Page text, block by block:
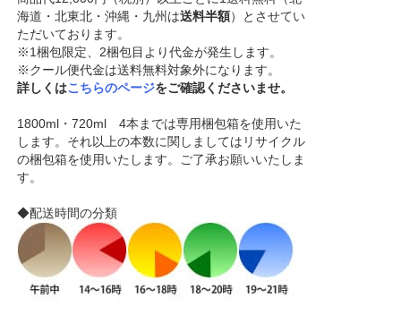
海道・北東北・沖縄・九州は送料半額）とさせてい
ただいております。
※1梱包限定、2梱包目より代金が発生します。
※クール便代金は送料無料対象外になります。
詳しくはこちらのページをご確認くださいませ。
1800ml・720ml 4本までは専用梱包箱を使用いた
します。それ以上の本数に関しましてはリサイクル
の梱包箱を使用いたします。ご了承お願いいたしま
す。
◆配送時間の分類